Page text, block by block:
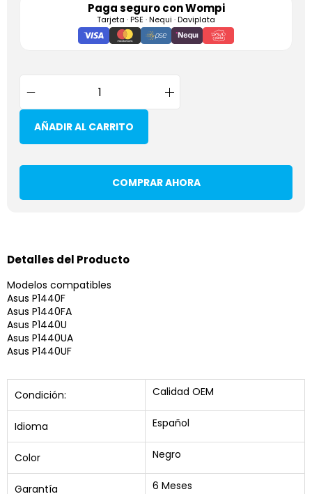
Paga seguro conWompi
Tarjeta · PSE · Nequi · Daviplata
AÑADIR AL CARRITO
COMPRAR AHORA
Detalles del Producto
Modelos compatibles
Asus P1440F
Asus P1440FA
Asus P1440U
Asus P1440UA
Asus P1440UF
Condición: Calidad OEM
Idioma Español
Color Negro
Garantía 6 Meses